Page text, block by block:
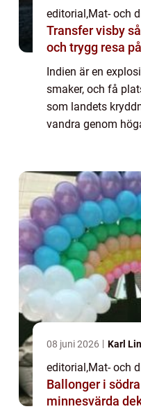
editorial,Mat- och
Transfer visby så får grupper en smidig
och trygg resa
Indien är en
smaker, och få
som landets
vandra genom
08 juni 2026 Karl
editorial,Mat- och
Ballonger i
minnesvärda